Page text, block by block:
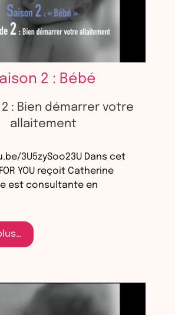
2 : Bébé
2 : Bien démarrer votre
allaitement
3U5zySoo23U Dans cet
YOU reçoit Catherine
est consultante en